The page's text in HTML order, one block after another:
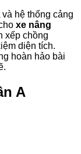
hệ thống cảng
xe nâng
xếp chồng
diện tích.
hoàn hảo bài
A